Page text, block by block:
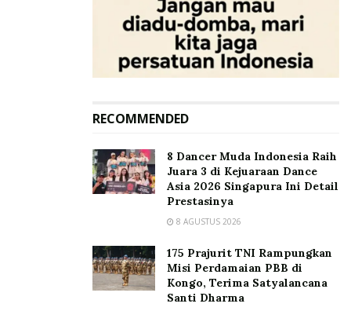
RECOMMENDED
8 Dancer Muda Indonesia Raih
Juara 3 di Kejuaraan Dance
Asia 2026 Singapura Ini Detail
Prestasinya
8 AGUSTUS 2026
175 Prajurit TNI Rampungkan
Misi Perdamaian PBB di
Kongo, Terima Satyalancana
Santi Dharma